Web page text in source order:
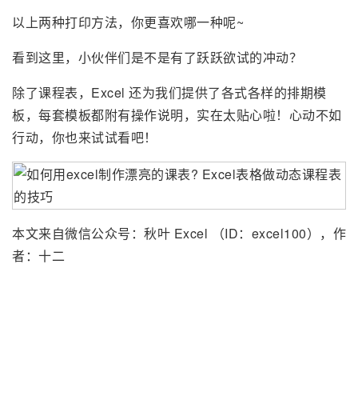
以上两种打印方法，你更喜欢哪一种呢~
看到这里，小伙伴们是不是有了跃跃欲试的冲动？
除了课程表，Excel 还为我们提供了各式各样的排期模
板，每套模板都附有操作说明，实在太贴心啦！心动不如
行动，你也来试试看吧！
本文来自微信公众号：秋叶 Excel （ID：excel100），作
者：十二